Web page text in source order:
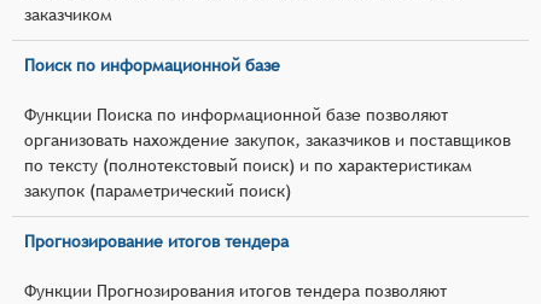
заказчиком
Поиск по информационной базе
Функции Поиска по информационной базе позволяют
организовать нахождение закупок, заказчиков и поставщиков
по тексту (полнотекстовый поиск) и по характеристикам
закупок (параметрический поиск)
Прогнозирование итогов тендера
Функции Прогнозирования итогов тендера позволяют